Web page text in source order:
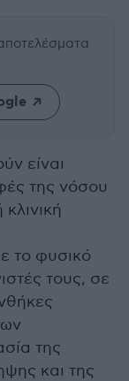
είναι
της νόσου
το φυσικό
τους, σε
της
και της